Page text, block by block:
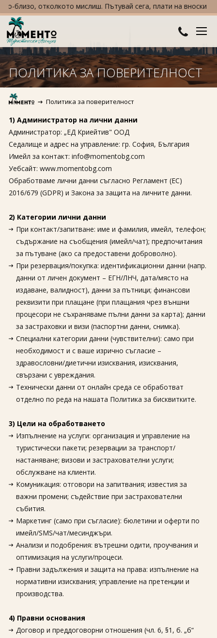
отколкото мислиш. Пътувай сега, плати на вноски – с
ДЕСТИНАЦИИ
Австралия и Океания
Азия
Европа
Северна Америка
Южна Америка
ХОТЕЛИ
Хотели в България
Хотели в Гърция
Хотели в Турция
КРУИЗИ
ТУРЦИЯ
ПРАЗНИЦИ
Великден
Коледа
Нова година
ПОЛЕЗНО
КОНТАКТИ
За нас
Документи
Магазин
Общи условия
Политика за
поверителност
ЗАПИТВАНЕ
ПОЛИТИКА ЗА ПОВЕРИТЕЛНОСТ
Политика за поверителност
1) Администратор на лични данни
Администратор: „ЕД Криейтив" ООД
Седалище и адрес на управление: гр. София, България
Имейл за контакт: info@momentobg.com
Уебсайт: www.momentobg.com
Обработваме лични данни съгласно Регламент (ЕС)
2016/679 (GDPR) и Закона за защита на личните данни.
2) Категории лични данни
При контакт/запитване: име и фамилия, имейл, телефон;
съдържание на съобщения (имейл/чат); предпочитания
за пътуване (ако са предоставени доброволно).
При резервация/покупка: идентификационни данни (напр.
данни от личен документ – ЕГН/ЛНЧ, дата/място на
издаване, валидност), данни за пътници; финансови
реквизити при плащане (при плащания чрез външни
процесори не съхраняваме пълни данни за карта); данни
за застраховки и визи (паспортни данни, снимка).
Специални категории данни (чувствителни): само при
необходимост и с ваше изрично съгласие –
здравословни/диетични изисквания, изисквания,
свързани с увреждания.
Технически данни от онлайн среда се обработват
отделно по реда на нашата Политика за бисквитките.
3) Цели на обработването
Изпълнение на услуги: организация и управление на
туристически пакети; резервации за транспорт/
настаняване; визови и застрахователни услуги;
обслужване на клиенти.
Комуникация: отговори на запитвания; известия за
важни промени; съдействие при застрахователни
събития.
Маркетинг (само при съгласие): бюлетини и оферти по
имейл/SMS/чат/месинджъри.
Анализи и подобрения: вътрешни одити, проучвания и
оптимизация на услуги/процеси.
Правни задължения и защита на права: изпълнение на
нормативни изисквания; управление на претенции и
производства.
4) Правни основания
Договор и преддоговорни отношения (чл. 6, §1, б. „б“